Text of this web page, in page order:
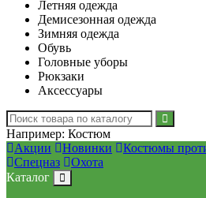
Летняя одежда
Демисезонная одежда
Зимняя одежда
Обувь
Головные уборы
Рюкзаки
Аксессуары
Например: Костюм
Акции
Новинки Костюмы
Спецназ
Охота
Каталог